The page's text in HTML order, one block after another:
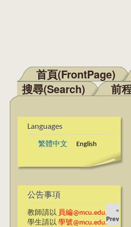
Main menu
首頁(FrontPage)
搜尋(Search)
前
Languages
繁體中文 English
公告事項
教師請以 員編@mcu.edu.tw
學生請以 學號@mcu.edu.tw
«
Prev